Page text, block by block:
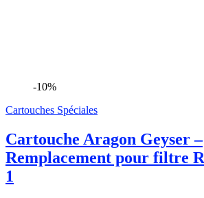
-10%
Cartouches Spéciales
Cartouche Aragon Geyser –
Remplacement pour filtre
1